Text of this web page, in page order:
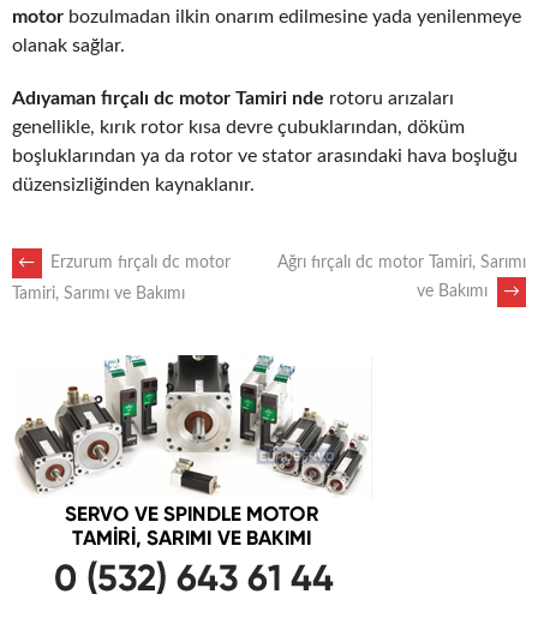
motor bozulmadan ilkin onarım edilmesine yada yenilenmeye
olanak sağlar.
Adıyaman fırçalı dc motor Tamiri nde rotoru arızaları
genellikle, kırık rotor kısa devre çubuklarından, döküm
boşluklarından ya da rotor ve stator arasındaki hava boşluğu
düzensizliğinden kaynaklanır.
POST
NAVIGATION
←
Erzurum fırçalı dc motor
Tamiri, Sarımı ve Bakımı
Ağrı fırçalı dc motor Tamiri, Sarımı
ve Bakımı
→